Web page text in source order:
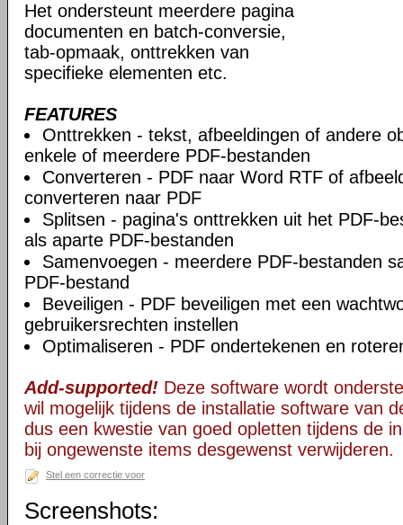
Het ondersteunt meerdere pagina
documenten en batch-conversie,
tab-opmaak, onttrekken van
specifieke elementen etc.
FEATURES
Onttrekken - tekst, afbeeldingen of andere
enkele of meerdere PDF-bestanden
Converteren - PDF naar Word RTF of
converteren naar PDF
Splitsen - pagina's onttrekken uit het PDF-
als aparte PDF-bestanden
Samenvoegen - meerdere PDF-bestanden
PDF-bestand
Beveiligen - PDF beveiligen met een
gebruikersrechten instellen
Optimaliseren - PDF ondertekenen en
Add-supported! Deze software wordt
wil mogelijk tijdens de installatie software van
dus een kwestie van goed opletten tijdens de
bij ongewenste items desgewenst verwijderen.
Stel een correctie voor
Screenshots: